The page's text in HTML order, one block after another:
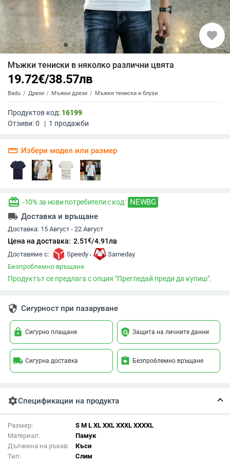
favorite
Мъжки тениски в няколко различни цвята
19.72€/38.57лв
Badu Дрехи Мъжки дрехи Мъжки тениски и блузи
Продуктов код: 16199
Отзиви:0 | 1 продажби
straighten Избери модел или размер
redeem -10% за нови потребители с код: NEWBG
local_shipping Доставка и връщане
Доставка: 15 Август - 22 Август
Цена на доставка: 2.51€/4.91лв
Доставяме с: Speedy ,
Sameday
Безпроблемно връщане
Продуктът се предлага с опция "Прегледай преди да купиш".
security Сигурност при пазаруване
lock Сигурно плащане policy Защита на личните данни
local_shipping Сигурна доставка assignment_return Безпроблемно връщане
settingsСпецификации на продукта
Размер:
S M L XL XXL XXXL XXXXL
Материал:
Памук
Дължина на ръкав:
Къси
Тип:
Слим